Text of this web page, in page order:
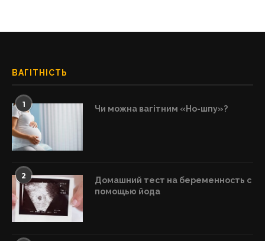
ВАГІТНІСТЬ
1 Чи можна вагітним «Но-шпу»?
2
Домашний тест на беременность с
помощью йода